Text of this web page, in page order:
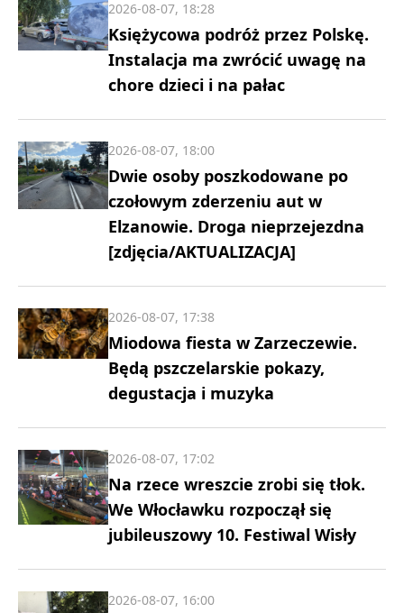
Księżycowa podróż przez Polskę.
Instalacja ma zwrócić uwagę na
chore dzieci i na pałac
2026-08-07, 18:28
Dwie osoby poszkodowane po
czołowym zderzeniu aut w
Elzanowie. Droga nieprzejezdna
[zdjęcia/AKTUALIZACJA]
2026-08-07, 18:00
Miodowa fiesta w Zarzeczewie.
Będą pszczelarskie pokazy,
degustacja i muzyka
2026-08-07, 17:38
Na rzece wreszcie zrobi się tłok.
We Włocławku rozpoczął się
jubileuszowy 10. Festiwal Wisły
2026-08-07, 17:02
2026-08-07, 16:00